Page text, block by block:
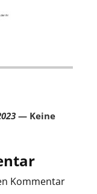
— Keine
Kommentar